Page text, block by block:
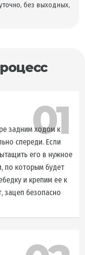
без выходных,
01
задним ходом к
спереди. Если
его в нужное
по которым будет
и крепим ее к
зацеп безопасно